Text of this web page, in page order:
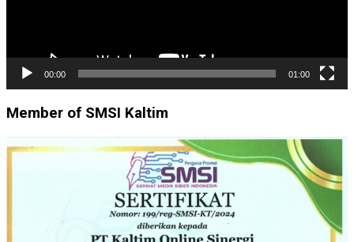
00:00 01:00
Member of SMSI Kaltim